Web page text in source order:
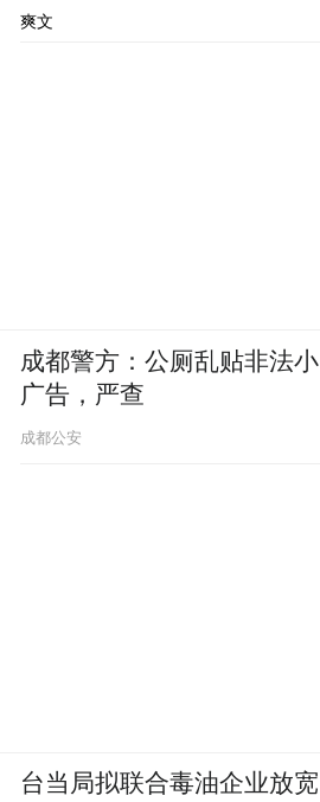
爽文
成都警方：公厕乱贴非法小
广告，严查
成都公安
台当局拟联合毒油企业放宽